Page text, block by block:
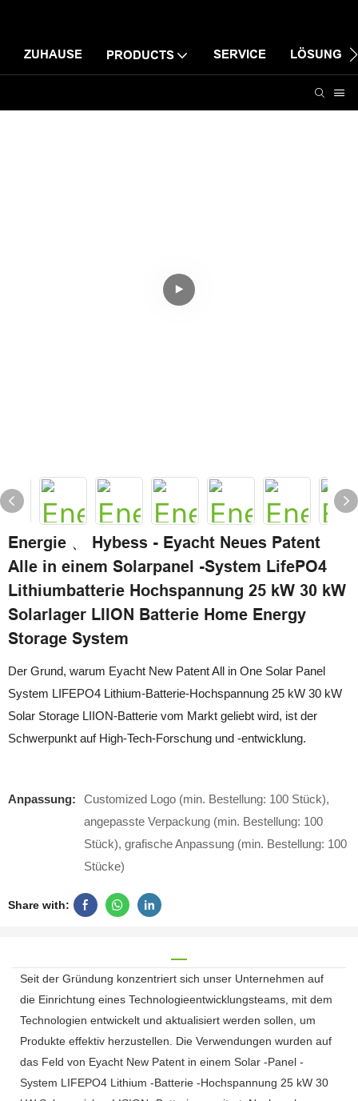
ZUHAUSE PRODUCTS SERVICE LÖSUNG
Energie 、 Hybess - Eyacht Neues Patent
Alle in einem Solarpanel -System LifePO4
Lithiumbatterie Hochspannung 25 kW 30 kW
Solarlager LIION Batterie Home Energy
Storage System
Der Grund, warum Eyacht New Patent All in One Solar Panel
System LIFEPO4 Lithium-Batterie-Hochspannung 25 kW 30 kW
Solar Storage LIION-Batterie vom Markt geliebt wird, ist der
Schwerpunkt auf High-Tech-Forschung und -entwicklung.
Anpassung:
Customized Logo (min. Bestellung: 100 Stück),
angepasste Verpackung (min. Bestellung: 100
Stück), grafische Anpassung (min. Bestellung: 100
Stücke)
Share with:
Seit der Gründung konzentriert sich unser Unternehmen auf
die Einrichtung eines Technologieentwicklungsteams, mit dem
Technologien entwickelt und aktualisiert werden sollen, um
Produkte effektiv herzustellen. Die Verwendungen wurden auf
das Feld von Eyacht New Patent in einem Solar -Panel -
System LIFEPO4 Lithium -Batterie -Hochspannung 25 kW 30